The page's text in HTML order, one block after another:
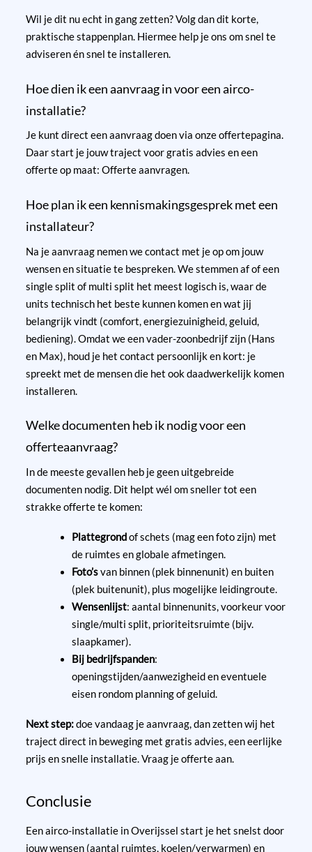
Wil je dit nu echt in gang zetten? Volg dan dit korte,
praktische stappenplan. Hiermee help je ons om snel te
adviseren én snel te installeren.
Hoe dien ik een aanvraag in voor een airco-
installatie?
Je kunt direct een aanvraag doen via onze offertepagina.
Daar start je jouw traject voor gratis advies en een
offerte op maat:Offerte aanvragen.
Hoe plan ik een kennismakingsgesprek met een
installateur?
Na je aanvraag nemen we contact met je op om jouw
wensen en situatie te bespreken. We stemmen af of een
single split of multi split het meest logisch is, waar de
units technisch het beste kunnen komen en wat jij
belangrijk vindt (comfort, energiezuinigheid, geluid,
bediening). Omdat we een vader-zoonbedrijf zijn (Hans
en Max), houd je het contact persoonlijk en kort: je
spreekt met de mensen die het ook daadwerkelijk komen
installeren.
Welke documenten heb ik nodig voor een
offerteaanvraag?
In de meeste gevallen heb je geen uitgebreide
documenten nodig. Dit helpt wél om sneller tot een
strakke offerte te komen:
Plattegrondof schets (mag een foto zijn) met
de ruimtes en globale afmetingen.
Foto’svan binnen (plek binnenunit) en buiten
(plek buitenunit), plus mogelijke leidingroute.
Wensenlijst: aantal binnenunits, voorkeur voor
single/multi split, prioriteitsruimte (bijv.
slaapkamer).
Bij bedrijfspanden:
openingstijden/aanwezigheid en eventuele
eisen rondom planning of geluid.
Next step:doe vandaag je aanvraag, dan zetten wij het
traject direct in beweging met gratis advies, een eerlijke
prijs en snelle installatie.Vraag je offerte aan.
Conclusie
Een airco-installatie in Overijssel start je het snelst door
jouw wensen (aantal ruimtes, koelen/verwarmen) en